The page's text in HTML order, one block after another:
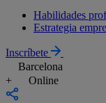
Habilidades
Estrategia
Inscríbete
Barcelona
+
Online